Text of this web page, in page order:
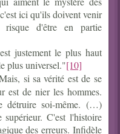
ici qu'ils doivent venir
d'être en partie
justement le plus haut
plus universel."[10]
si sa vérité est de se
est de nier les hommes.
détruire soi-même. (…)
C'est l'histoire
des erreurs. Infidèle